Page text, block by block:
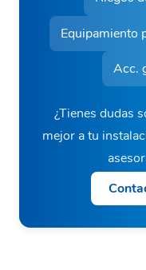
Equipamiento
Acc.
¿Tienes dudas
mejor a tu